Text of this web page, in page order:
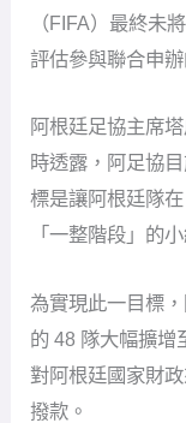
（FIFA）最終未
評估參與聯合申辦
阿根廷足協主席
時透露，阿足協
標是讓阿根廷隊
「一整階段」的
為實現此一目標
的 48 隊大幅擴增
對阿根廷國家財
撥款。